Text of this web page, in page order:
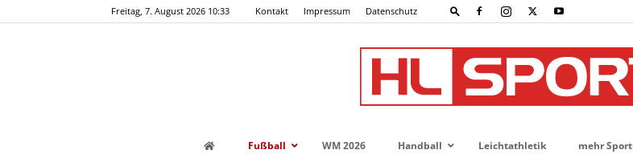
Freitag, 7. August 2026 10:33 Kontakt Impressum Datenschutz
Fußball WM 2026 Handball Leichtathletik mehr Sport